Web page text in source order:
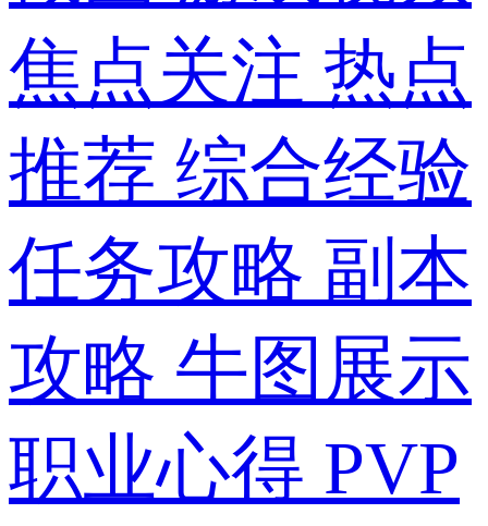
焦点关注 热点
推荐 综合经验
任务攻略 副本
攻略 牛图展示
职业心得 PVP